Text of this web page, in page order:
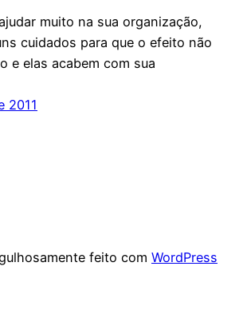
muito na sua organização,
cuidados para que o efeito não
e elas acabem com sua
2011
feito com WordPress